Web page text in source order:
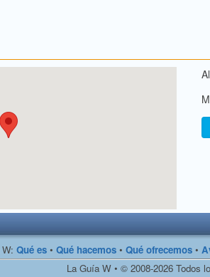
Qué es • Qué hacemos • Qué ofrecemos •
La Guía W • © 2008-2026 Todos